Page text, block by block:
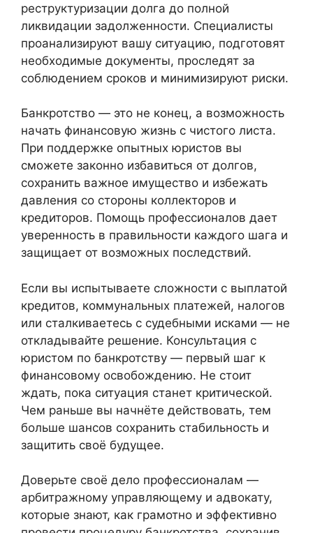
реструктуризации долга до полной
ликвидации задолженности. Специалисты
проанализируют вашу ситуацию, подготовят
необходимые документы, проследят за
соблюдением сроков и минимизируют риски.
Банкротство — это не конец, а возможность
начать финансовую жизнь с чистого листа.
При поддержке опытных юристов вы
сможете законно избавиться от долгов,
сохранить важное имущество и избежать
давления со стороны коллекторов и
кредиторов. Помощь профессионалов дает
уверенность в правильности каждого шага и
защищает от возможных последствий.
Если вы испытываете сложности с выплатой
кредитов, коммунальных платежей, налогов
или сталкиваетесь с судебными исками — не
откладывайте решение. Консультация с
юристом по банкротству — первый шаг к
финансовому освобождению. Не стоит
ждать, пока ситуация станет критической.
Чем раньше вы начнёте действовать, тем
больше шансов сохранить стабильность и
защитить своё будущее.
Доверьте своё дело профессионалам —
арбитражному управляющему и адвокату,
которые знают, как грамотно и эффективно